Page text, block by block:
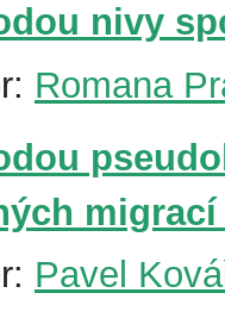
nivy
Romana
Pavel